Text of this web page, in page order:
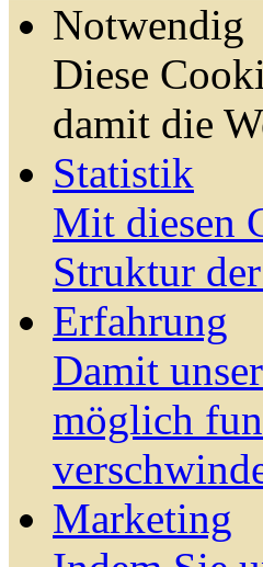
Notwendig
Diese
damit die
Statistik
Mit diesen
Struktur
Erfahrung
Damit
möglich
Marketing